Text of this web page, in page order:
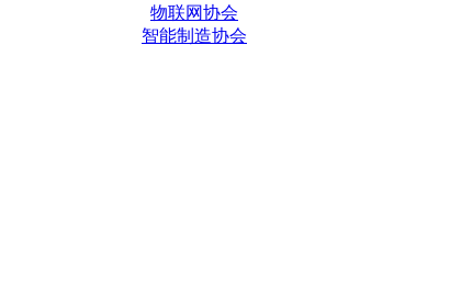
物联网协会
智能制造协会